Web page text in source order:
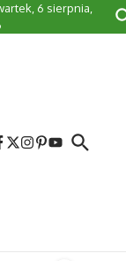
— projekt i
6 sierpnia,